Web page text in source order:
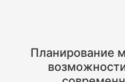
Планирование